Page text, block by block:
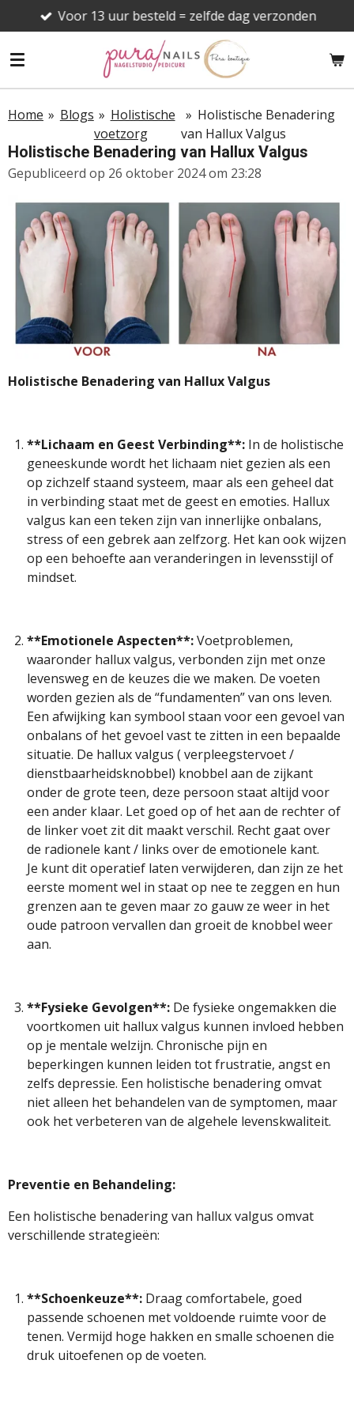
direct
naar
hoofdinhoud
Voor 13 uur besteld = zelfde dag verzonden
Home » Blogs » Holistische
voetzorg
» Holistische Benadering
van Hallux Valgus
Holistische Benadering van Hallux Valgus
Gepubliceerd op 26 oktober 2024 om 23:28
Holistische Benadering van Hallux Valgus
**Lichaam en Geest Verbinding**: In de holistische
geneeskunde wordt het lichaam niet gezien als een
op zichzelf staand systeem, maar als een geheel dat
in verbinding staat met de geest en emoties. Hallux
valgus kan een teken zijn van innerlijke onbalans,
stress of een gebrek aan zelfzorg. Het kan ook wijzen
op een behoefte aan veranderingen in levensstijl of
mindset.
**Emotionele Aspecten**:Voetproblemen,
waaronder hallux valgus, verbonden zijn met onze
levensweg en de keuzes die we maken. De voeten
worden gezien als de “fundamenten” van ons leven.
Een afwijking kan symbool staan voor een gevoel van
onbalans of het gevoel vast te zitten in een bepaalde
situatie. De hallux valgus ( verpleegstervoet /
dienstbaarheidsknobbel) knobbel aan de zijkant
onder de grote teen, deze persoon staat altijd voor
een ander klaar. Let goed op of het aan de rechter of
de linker voet zit dit maakt verschil. Recht gaat over
de radionele kant / links over de emotionele kant.
Je kunt dit operatief laten verwijderen, dan zijn ze het
eerste moment wel in staat op nee te zeggen en hun
grenzen aan te geven maar zo gauw ze weer in het
oude patroon vervallen dan groeit de knobbel weer
aan.
**Fysieke Gevolgen**: De fysieke ongemakken die
voortkomen uit hallux valgus kunnen invloed hebben
op je mentale welzijn. Chronische pijn en
beperkingen kunnen leiden tot frustratie, angst en
zelfs depressie. Een holistische benadering omvat
niet alleen het behandelen van de symptomen, maar
ook het verbeteren van de algehele levenskwaliteit.
Preventie en Behandeling:
Een holistische benadering van hallux valgus omvat
verschillende strategieën:
**Schoenkeuze**: Draag comfortabele, goed
passende schoenen met voldoende ruimte voor de
tenen. Vermijd hoge hakken en smalle schoenen die
druk uitoefenen op de voeten.